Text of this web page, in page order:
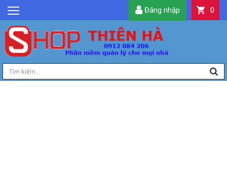
GIỚI THIỆU
TIN TỨC
SẢN PHẨM
DỊCH VỤ
0
Đăng nhập